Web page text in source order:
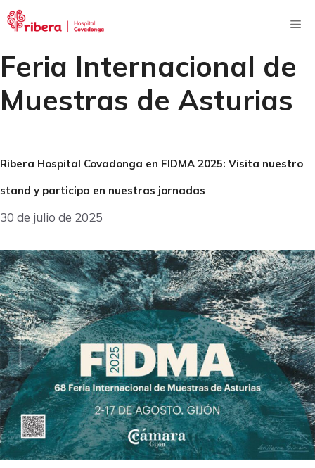
Saltar
al
Feria Internacional de
Muestras de Asturias
Ribera Hospital Covadonga en FIDMA 2025: Visita nuestro
stand y participa en nuestras jornadas
30 de julio de 2025